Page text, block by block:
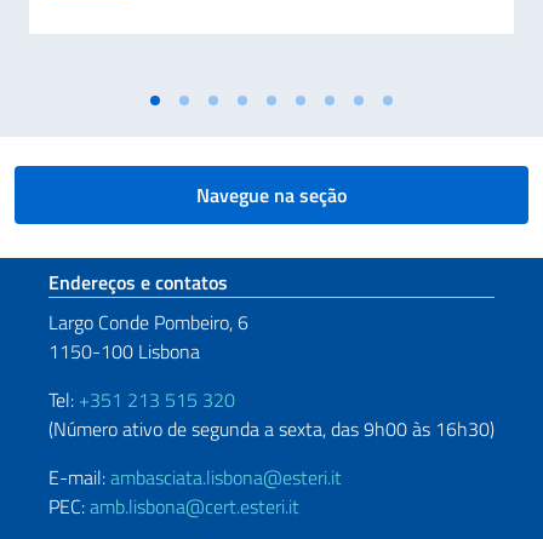
Navegue na seção
Seção de rodapé
Endereços e contatos
Largo Conde Pombeiro, 6
1150-100 Lisbona
Tel: +351 213 515 320
(Número ativo de segunda a sexta, das 9h00 às 16h30)
E-mail:ambasciata.lisbona@esteri.it
PEC:amb.lisbona@cert.esteri.it